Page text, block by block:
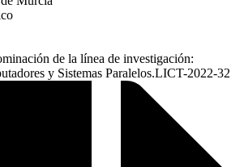
de la línea de investigación:
y Sistemas Paralelos.LICT-2022-32